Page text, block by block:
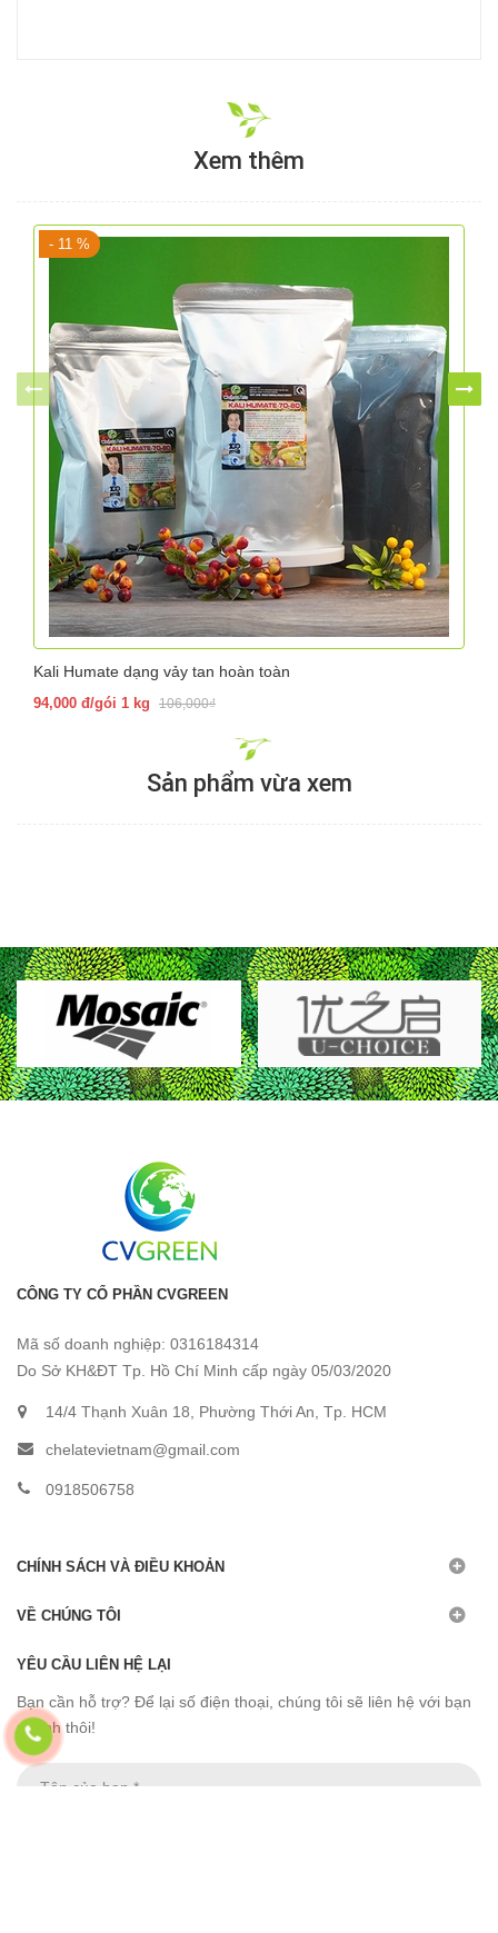
Xem thêm
- 11 %
Kali Humate dạng vảy tan hoàn toàn
94,000 đ/gói 1 kg 106,000₫
Sản phẩm vừa xem
CÔNG TY CỔ PHẦN CVGREEN
Mã số doanh nghiệp: 0316184314
Do Sở KH&ĐT Tp. Hồ Chí Minh cấp ngày 05/03/2020
14/4 Thạnh Xuân 18, Phường Thới An, Tp. HCM
chelatevietnam@gmail.com
0918506758
CHÍNH SÁCH VÀ ĐIỀU KHOẢN
VỀ CHÚNG TÔI
YÊU CẦU LIÊN HỆ LẠI
Bạn cần hỗ trợ? Để lại số điện thoại, chúng tôi sẽ liên hệ với bạn
nhanh thôi!